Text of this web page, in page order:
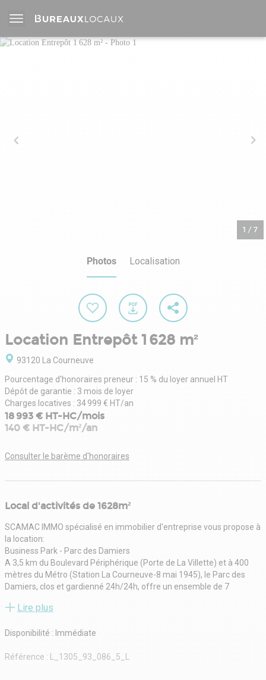
1 / 7
Photos Localisation
Location Entrepôt 1 628 m²
93120 La Courneuve
Pourcentage d'honoraires preneur : 15 % du loyer annuel HT
Dépôt de garantie : 3 mois de loyer
Charges locatives : 34 999 € HT/an
18 993 € HT-HC/mois
140 € HT-HC/m²/an
Consulter le barème d'honoraires
Local d'activités de 1628m²
SCAMAC IMMO spécialisé en immobilier d'entreprise vous propose à
la location:
Business Park - Parc des Damiers
A 3,5 km du Boulevard Périphérique (Porte de La Villette) et à 400
mètres du Métro (Station La Courneuve-8 mai 1945), le Parc des
Damiers, clos et gardienné 24h/24h, offre un ensemble de 7
qualité.Lire plus
Disponibilité : Immédiate
Référence : L_1305_93_086_5_L